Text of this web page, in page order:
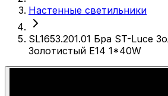
Настенные светильники
SL1653.201.01 Бра ST-Luce
Золотистый E14 1*40W